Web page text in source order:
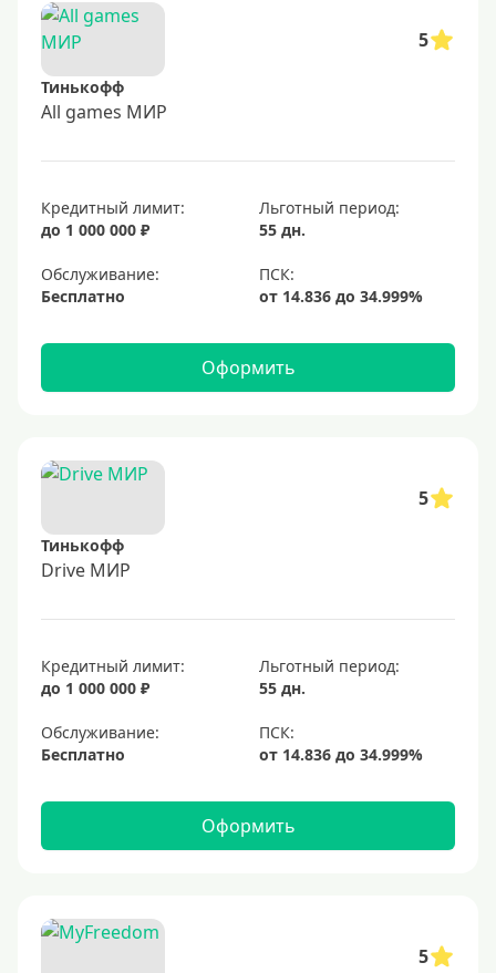
5
Тинькофф
All games МИР
Кредитный лимит:
до 1 000 000 ₽
Льготный период:
55 дн.
Обслуживание:
Бесплатно
Оформить
5
Тинькофф
Drive МИР
Кредитный лимит:
до 1 000 000 ₽
Льготный период:
55 дн.
Обслуживание:
Бесплатно
Оформить
5